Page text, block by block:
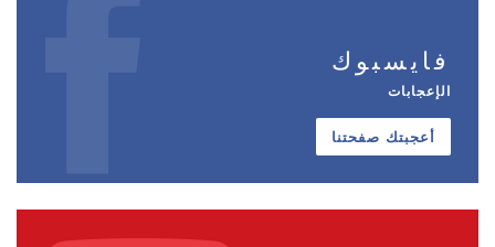
فايسبوك
الإعجابات
أعجبتك صفحتنا